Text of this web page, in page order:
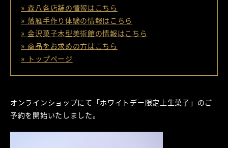
» 森八各店舗の情報はこちら
» 落雁手作り体験の情報はこちら
» 金沢菓子木型美術館の情報はこちら
» 商品をお求めの方はこちら
» トップページ
オンラインショップにて「ホワイトデー限定上生菓子」のご
予約を開始いたしました。